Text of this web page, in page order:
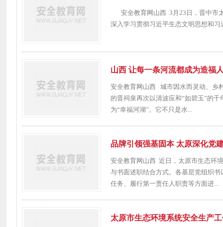
安全教育网山西 3月23日，晋中市
深入学习贯彻习近平生态文明思想和
山西 让每一条河流都成为造福
安全教育网山西 城市因水而灵动、乡
的晋祠泉再次以清波应和“如碧玉”的
为“幸福河湖”。它不只是水...
品牌引领强基固本 太原深化党
安全教育网山西 近日，太原市生态环
与书面述职结合方式。各基层党组织
任务、履行第一责任人职责等方面进...
太原市生态环境系统安全生产